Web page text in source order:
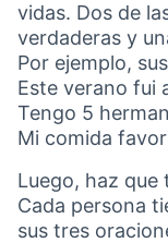
vidas. Dos de
verdaderas y
Por ejemplo,
Este verano fui
Tengo 5
Mi comida
Luego, haz que
Cada persona
sus tres